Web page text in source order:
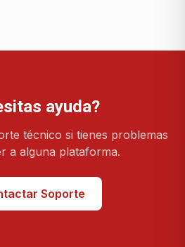
ayuda?
técnico si tienes problemas
a alguna plataforma.
Soporte